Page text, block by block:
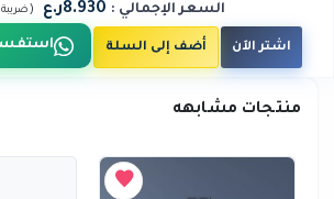
السعر الإجمالي : 8.930ر.ع ( ضريبة
اشتر الآن أضف إلى السلة
منتجات مشابهه